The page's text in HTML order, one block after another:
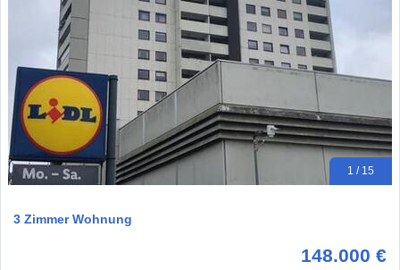
1 / 15
3 Zimmer Wohnung
148.000 €